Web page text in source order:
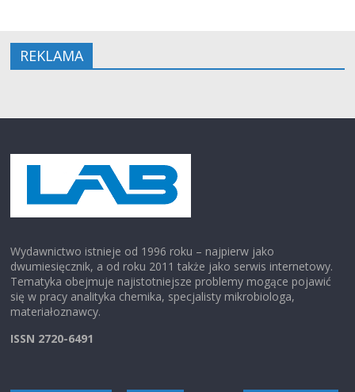
REKLAMA
Wydawnictwo istnieje od 1996 roku – najpierw jako
dwumiesięcznik, a od roku 2011 także jako serwis internetowy.
Tematyka obejmuje najistotniejsze problemy mogące pojawić
się w pracy analityka chemika, specjalisty mikrobiologa,
materiałoznawcy.
ISSN 2720-6491